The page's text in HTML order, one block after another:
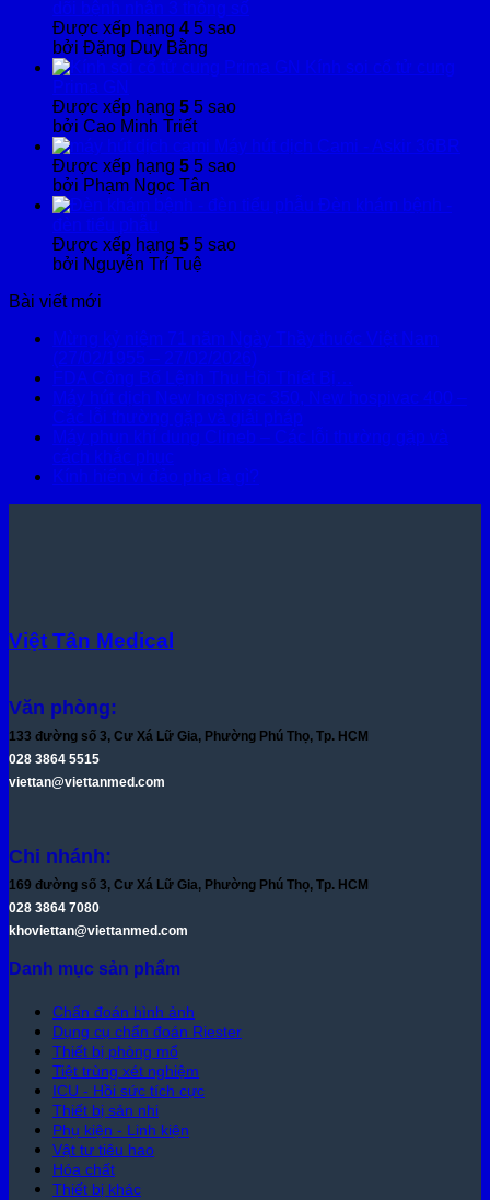
dõi bệnh nhân 3 thông số
Được xếp hạng 4 5 sao
bởi Đặng Duy Bằng
Kính soi cổ tử cung
Prima GN
Được xếp hạng 5 5 sao
bởi Cao Minh Triết
Máy hút dịch Cami - Askir 36BR
Được xếp hạng 5 5 sao
bởi Phạm Ngọc Tân
Đèn khám bệnh -
đèn tiểu phẫu
Được xếp hạng 5 5 sao
bởi Nguyễn Trí Tuệ
Bài viết mới
Mừng kỷ niệm 71 năm Ngày Thầy thuốc Việt Nam
(27/02/1955 – 27/02/2026)
FDA Công Bố Lệnh Thu Hồi Thiết Bị…
Máy hút dịch New hospivac 350, New hospivac 400 –
Các lỗi thường gặp và giải pháp
Máy phun khí dung Clineb – Các lỗi thường gặp và
cách khắc phục
Kính hiển vi đảo pha là gì?
Việt Tân Medical
Văn phòng:
133 đường số 3, Cư Xá Lữ Gia, Phường Phú Thọ, Tp. HCM
028 3864 5515
viettan@viettanmed.com
Chi nhánh:
169 đường số 3, Cư Xá Lữ Gia, Phường Phú Thọ, Tp. HCM
028 3864 7080
khoviettan@viettanmed.com
Danh mục sản phẩm
Chẩn đoán hình ảnh
Dụng cụ chẩn đoán Riester
Thiết bị phòng mổ
Tiệt trùng xét nghiệm
ICU - Hồi sức tích cực
Thiết bị sản nhi
Phụ kiện - Linh kiện
Vật tư tiêu hao
Hóa chất
Thiết bị khác